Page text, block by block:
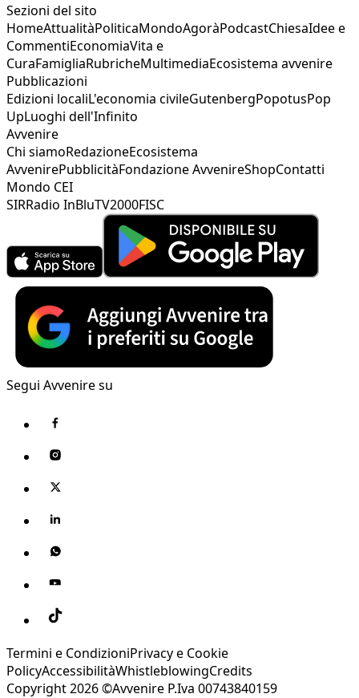
Sezioni del sito
HomeAttualitàPoliticaMondoAgoràPodcastChiesaIdee e
CommentiEconomiaVita e
CuraFamigliaRubricheMultimediaEcosistema avvenire
Pubblicazioni
Edizioni localiL'economia civileGutenbergPopotusPop
UpLuoghi dell'Infinito
Avvenire
Chi siamoRedazioneEcosistema
AvvenirePubblicitàFondazione AvvenireShopContatti
Mondo CEI
SIRRadio InBluTV2000FISC
Segui Avvenire su
Termini e CondizioniPrivacy e Cookie
PolicyAccessibilitàWhistleblowingCredits
Copyright 2026 ©Avvenire P.Iva 00743840159